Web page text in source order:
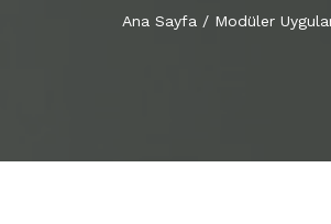
BINA VE İÇ MEKAN UYGULAMALARI
Ana Sayfa / Modüler